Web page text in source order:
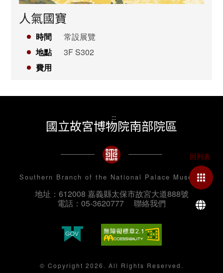
人氣國寶
時間
常設展覽
地點
3F S302
費用
:::
國立故宮博物院南部院區
Southern Branch of the National Palace Museum
地址：612008 嘉義縣太保市故宮大道888號
電話：05-3620777
聯絡我們
© Copyright 2026. All Rights Reserved.